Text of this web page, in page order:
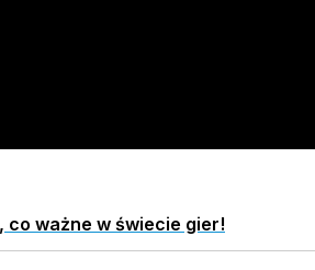
co ważne w świecie gier!